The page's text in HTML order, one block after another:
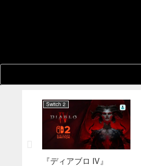
Switch 2
『ディアブロ IV』